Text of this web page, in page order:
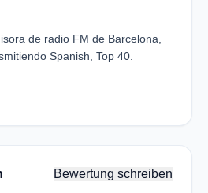
de radio FM de Barcelona,
Spanish, Top 40.
Bewertung schreiben